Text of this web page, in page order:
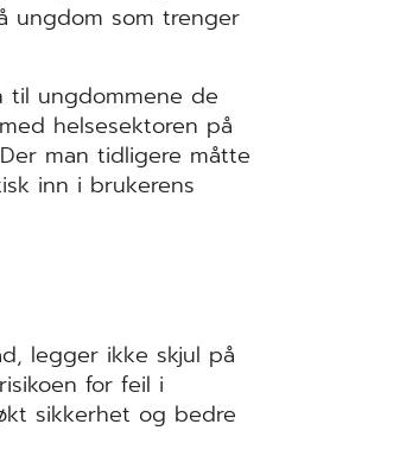
ungdom som trenger
til ungdommene de
helsesektoren på
man tidligere måtte
inn i brukerens
legger ikke skjul på
for feil i
sikkerhet og bedre